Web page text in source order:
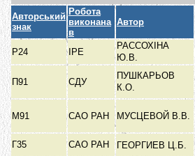
Авторський
знак
Робота
виконана
в
Автор
Р24 ІРЕ
РАССОХІНА
Ю.В.
П91 СДУ
ПУШКАРЬОВ
К.О.
М91 САО РАН МУСЦЕВОЙ В.В.
Г35
САО РАН ГЕОРГИЕВ Ц.Б.